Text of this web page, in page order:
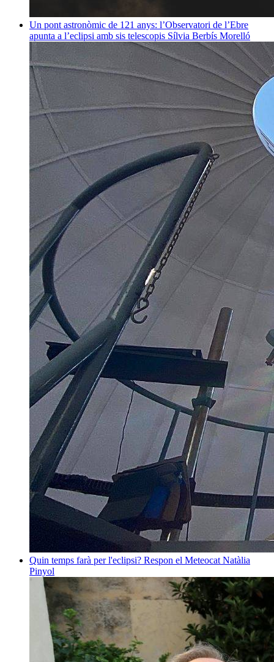
Un pont astronòmic de 121 anys: l’Observatori de l’Ebre
apunta a l’eclipsi amb sis telescopis Sílvia Berbís Morelló
Quin temps farà per l'eclipsi? Respon el Meteocat Natàlia
Pinyol